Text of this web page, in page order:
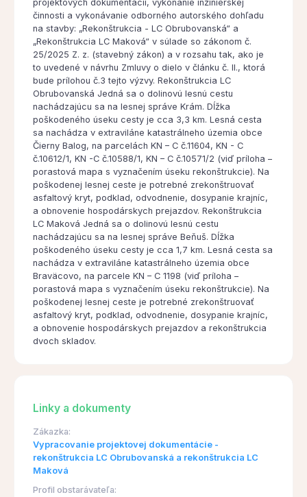
projektových dokumentácií, vykonanie inžinierskej
činnosti a vykonávanie odborného autorského dohľadu
na stavby: „Rekonštrukcia - LC Obrubovanská“ a
„Rekonštrukcia LC Maková“ v súlade so zákonom č.
25/2025 Z. z. (stavebný zákon) a v rozsahu tak, ako je
to uvedené v návrhu Zmluvy o dielo v článku č. II., ktorá
bude prílohou č.3 tejto výzvy. Rekonštrukcia LC
Obrubovanská Jedná sa o dolinovú lesnú cestu
nachádzajúcu sa na lesnej správe Krám. Dĺžka
poškodeného úseku cesty je cca 3,3 km. Lesná cesta
sa nachádza v extraviláne katastrálneho územia obce
Čierny Balog, na parcelách KN – C č.11604, KN - C
č.10612/1, KN -C č.10588/1, KN – C č.10571/2 (viď príloha –
porastová mapa s vyznačením úseku rekonštrukcie). Na
poškodenej lesnej ceste je potrebné zrekonštruovať
asfaltový kryt, podklad, odvodnenie, dosypanie krajníc,
a obnovenie hospodárskych prejazdov. Rekonštrukcia
LC Maková Jedná sa o dolinovú lesnú cestu
nachádzajúcu sa na lesnej správe Beňuš. Dĺžka
poškodeného úseku cesty je cca 1,7 km. Lesná cesta sa
nachádza v extraviláne katastrálneho územia obce
Braväcovo, na parcele KN – C 1198 (viď príloha –
porastová mapa s vyznačením úseku rekonštrukcie). Na
poškodenej lesnej ceste je potrebné zrekonštruovať
asfaltový kryt, podklad, odvodnenie, dosypanie krajníc,
a obnovenie hospodárskych prejazdov a rekonštrukcia
dvoch skladov.
Linky a dokumenty
Zákazka:
Vypracovanie projektovej dokumentácie -
rekonštrukcia LC Obrubovanská a rekonštrukcia LC
Maková
Profil obstarávateľa: